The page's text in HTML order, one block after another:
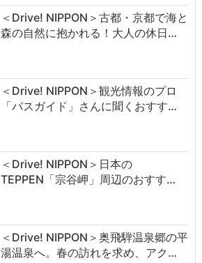
＜Drive! NIPPON＞古都・京都で海と
森の自然に抱かれる！大人の休日…
＜Drive! NIPPON＞観光情報のプロ
「バスガイド」さんに聞くおすす…
＜Drive! NIPPON＞日本の
TEPPEN「宗谷岬」周辺のおすす…
＜Drive! NIPPON＞奥飛騨温泉郷の平
湯温泉へ。春の訪れを求め、アク…